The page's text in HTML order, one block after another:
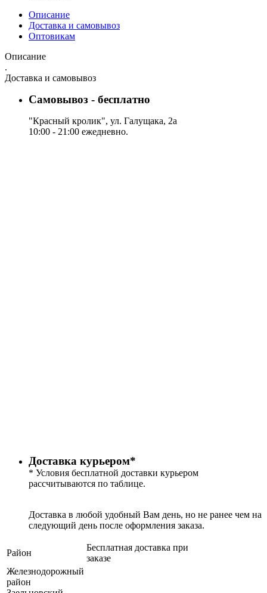
Описание
Доставка и самовывоз
Оптовикам
Описание
.
Доставка и самовывоз
Самовывоз - бесплатно
"Красный кролик", ул. Галущака, 2а
10:00 - 21:00 ежедневно.
Доставка курьером*
* Условия бесплатной доставки курьером
рассчитываются по таблице.
Доставка в любой удобный Вам день, но не ранее чем на
следующий день после оформления заказа.
Район
Бесплатная доставка при
заказе
Железнодорожный
район